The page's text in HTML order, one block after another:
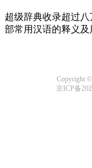
超级辞典收录超过
部常用汉语的释义及
Copyright ©
京ICP备